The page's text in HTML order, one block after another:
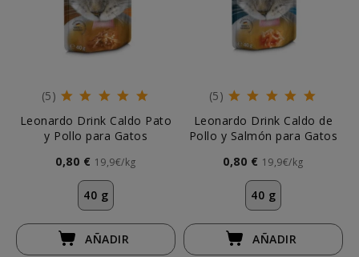
(5)
Leonardo Drink Caldo Pato
y Pollo para Gatos
0,80 € 19,9€/kg
40 g
AÑADIR
(5)
Leonardo Drink Caldo de
Pollo y Salmón para Gatos
0,80 € 19,9€/kg
40 g
AÑADIR